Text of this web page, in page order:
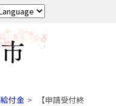
給付金
【申請受付終